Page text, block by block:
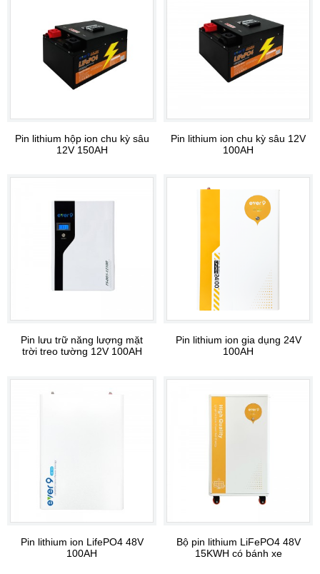
Pin lithium hộp ion chu kỳ sâu
12V 150AH
Pin lithium ion chu kỳ sâu 12V
100AH
Pin lưu trữ năng lượng mặt
trời treo tường 12V 100AH
Pin lithium ion gia dụng 24V
100AH
Pin lithium ion LifePO4 48V
100AH
Bộ pin lithium LiFePO4 48V
15KWH có bánh xe